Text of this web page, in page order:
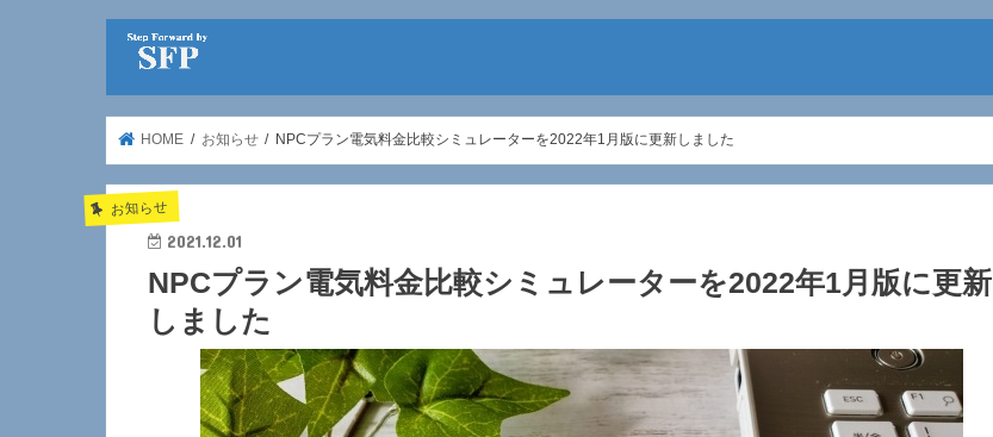
HOME お知らせ NPCプラン電気料金比較シミュレーターを2022年1月版に更新しました
お知らせ
2021.12.01
NPCプラン電気料金比較シミュレーターを2022年1月版に更新
しました